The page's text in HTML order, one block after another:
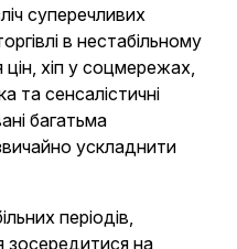
суперечливих
в нестабільному
хіп у соцмережах,
та сенсалістичні
багатьма
ускладнити
періодів,
зосередитися на